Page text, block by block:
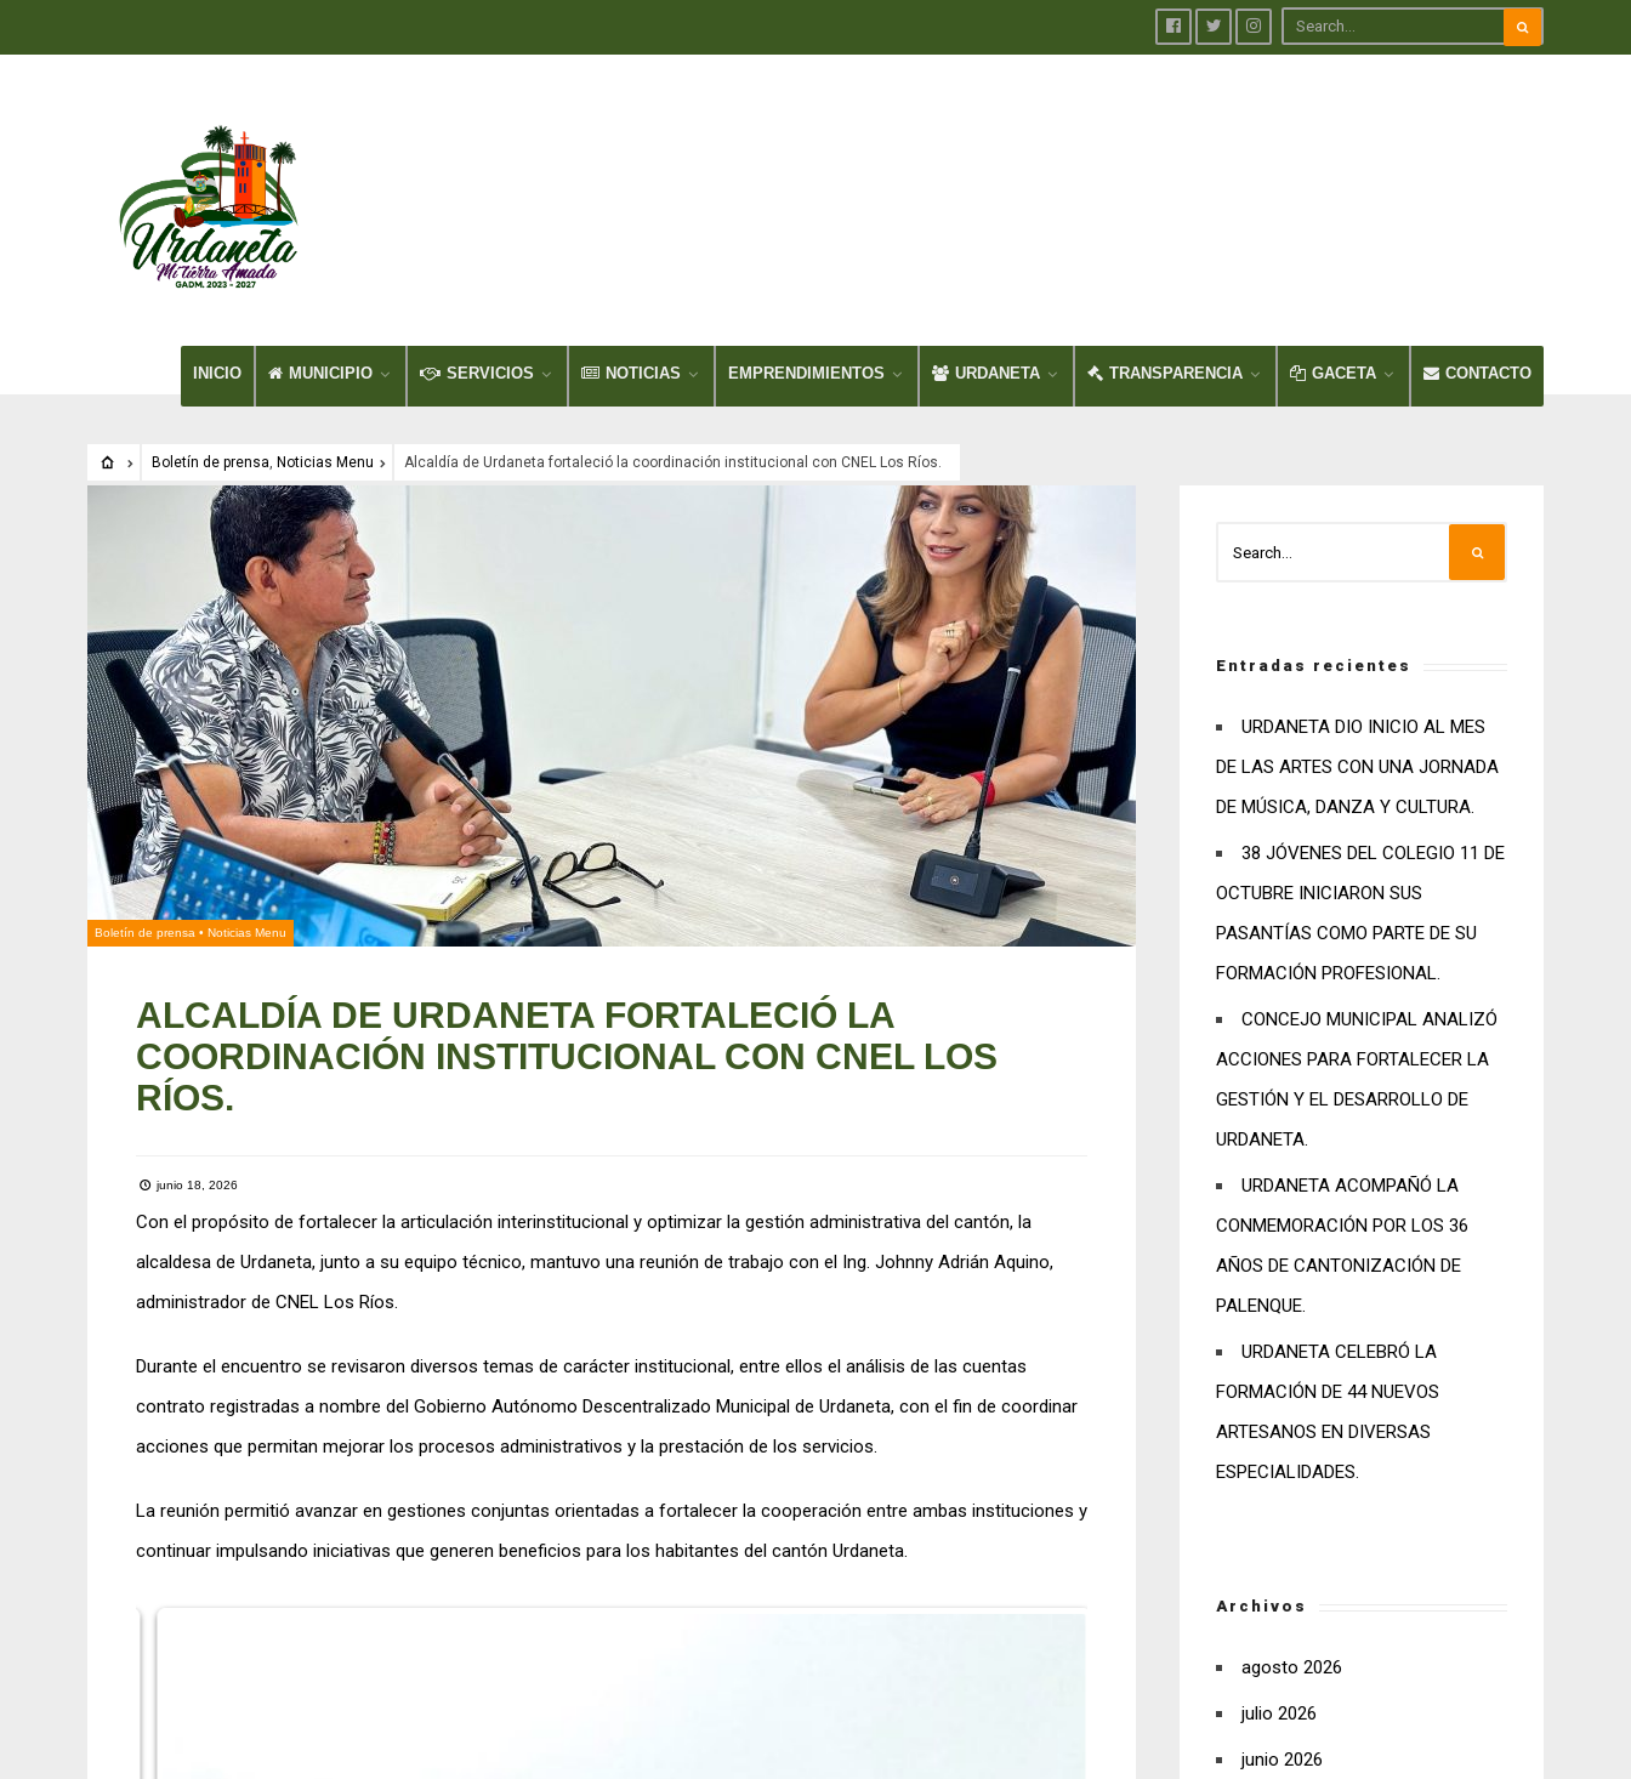
INICIO MUNICIPIO SERVICIOS NOTICIAS EMPRENDIMIENTOS URDANETA TRANSPARENCIA GACETA CONTACTO
Boletín de prensa, Noticias Menu Alcaldía de Urdaneta fortaleció la coordinación institucional con CNEL Los Ríos.
Boletín de prensa • Noticias Menu
ALCALDÍA DE URDANETA FORTALECIÓ LA
COORDINACIÓN INSTITUCIONAL CON CNEL LOS
RÍOS.
junio 18, 2026
Con el propósito de fortalecer la articulación interinstitucional y optimizar la gestión administrativa del cantón, la
alcaldesa de Urdaneta, junto a su equipo técnico, mantuvo una reunión de trabajo con el Ing. Johnny Adrián Aquino,
administrador de CNEL Los Ríos.
Durante el encuentro se revisaron diversos temas de carácter institucional, entre ellos el análisis de las cuentas
contrato registradas a nombre del Gobierno Autónomo Descentralizado Municipal de Urdaneta, con el fin de coordinar
acciones que permitan mejorar los procesos administrativos y la prestación de los servicios.
La reunión permitió avanzar en gestiones conjuntas orientadas a fortalecer la cooperación entre ambas instituciones y
continuar impulsando iniciativas que generen beneficios para los habitantes del cantón Urdaneta.
Entradas recientes
URDANETA DIO INICIO AL MES
DE LAS ARTES CON UNA JORNADA
DE MÚSICA, DANZA Y CULTURA.
38 JÓVENES DEL COLEGIO 11 DE
OCTUBRE INICIARON SUS
PASANTÍAS COMO PARTE DE SU
FORMACIÓN PROFESIONAL.
CONCEJO MUNICIPAL ANALIZÓ
ACCIONES PARA FORTALECER LA
GESTIÓN Y EL DESARROLLO DE
URDANETA.
URDANETA ACOMPAÑÓ LA
CONMEMORACIÓN POR LOS 36
AÑOS DE CANTONIZACIÓN DE
PALENQUE.
URDANETA CELEBRÓ LA
FORMACIÓN DE 44 NUEVOS
ARTESANOS EN DIVERSAS
ESPECIALIDADES.
Archivos
agosto 2026
julio 2026
junio 2026